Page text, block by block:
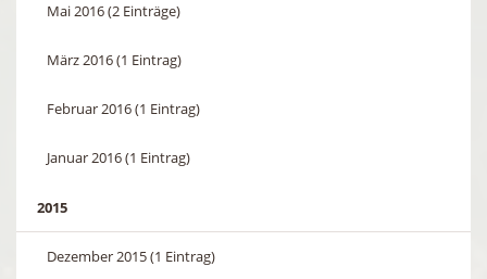
Mai 2016 (2 Einträge)
März 2016 (1 Eintrag)
Februar 2016 (1 Eintrag)
Januar 2016 (1 Eintrag)
2015
Dezember 2015 (1 Eintrag)